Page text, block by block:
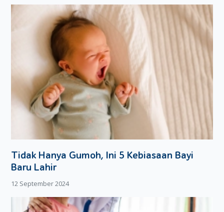
Tidak Hanya Gumoh, Ini 5 Kebiasaan Bayi
Baru Lahir
12 September 2024